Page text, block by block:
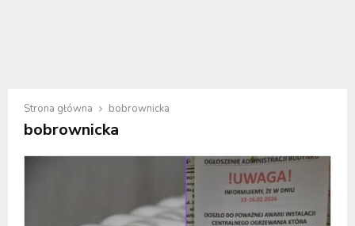
Strona główna bobrownicka
bobrownicka